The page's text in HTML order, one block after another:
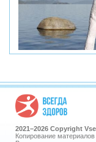
2021–2026 Copyright
Копирование